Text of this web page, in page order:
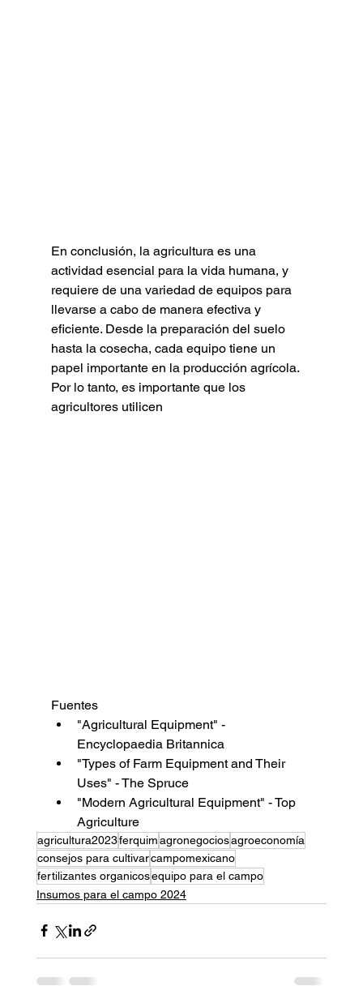
En conclusión, la agricultura es una
actividad esencial para la vida humana, y
requiere de una variedad de equipos para
llevarse a cabo de manera efectiva y
eficiente. Desde la preparación del suelo
hasta la cosecha, cada equipo tiene un
papel importante en la producción agrícola.
Por lo tanto, es importante que los
agricultores utilicen
Fuentes
"Agricultural Equipment" -
Encyclopaedia Britannica
"Types of Farm Equipment and Their
Uses" - The Spruce
"Modern Agricultural Equipment" - Top
Agriculture
agricultura2023ferquimagronegociosagroeconomía
consejos para cultivarcampomexicano
fertilizantes organicosequipo para el campo
Insumos para el campo 2024